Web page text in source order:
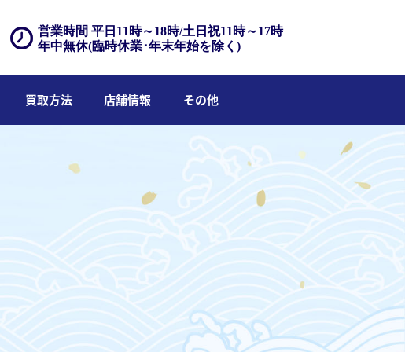
営業時間 平日11時～18時/土日祝11時～17時
年中無休(臨時休業･年末年始を除く)
買取方法 店舗情報 その他